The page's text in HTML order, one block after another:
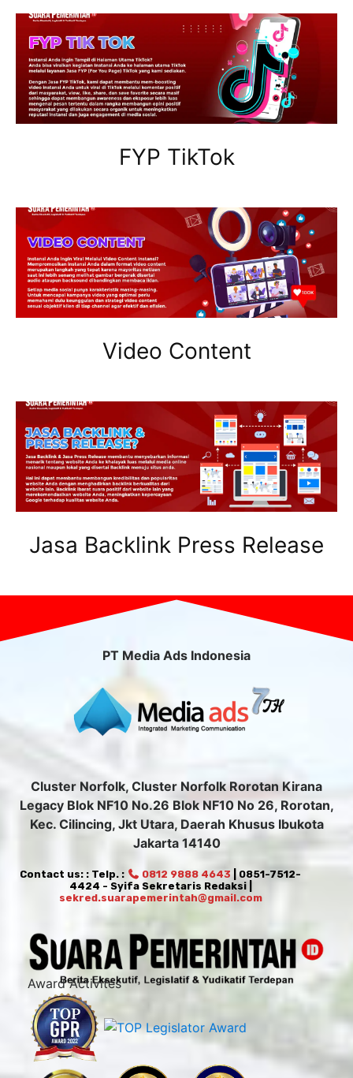
FYP TikTok
Video Content
Jasa Backlink Press Release
PT Media Ads Indonesia
Cluster Norfolk, Cluster Norfolk Rorotan Kirana
Legacy Blok NF10 No.26 Blok NF10 No 26, Rorotan,
Kec. Cilincing, Jkt Utara, Daerah Khusus Ibukota
Jakarta 14140
Contact us: : Telp. : 0812 9888 4643 | 0851-7512-
4424 - Syifa Sekretaris Redaksi |
sekred.suarapemerintah@gmail.com
Award Activites